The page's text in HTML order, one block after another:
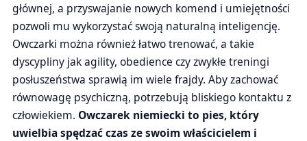
głównej, a przyswajanie nowych komend i umiejętności
pozwoli mu wykorzystać swoją naturalną inteligencję.
Owczarki można również łatwo trenować, a takie
dyscypliny jak agility, obedience czy zwykłe treningi
posłuszeństwa sprawią im wiele frajdy. Aby zachować
równowagę psychiczną, potrzebują bliskiego kontaktu z
człowiekiem. Owczarek niemiecki to pies, który
uwielbia spędzać czas ze swoim właścicielem i